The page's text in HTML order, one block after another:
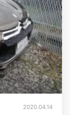
2020.04.14